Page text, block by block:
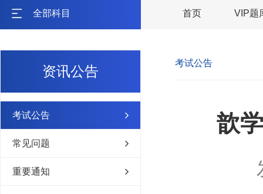
全部科目 首页 VIP题
资讯公告
考试公告
常见问题
重要通知
考试公告
歆